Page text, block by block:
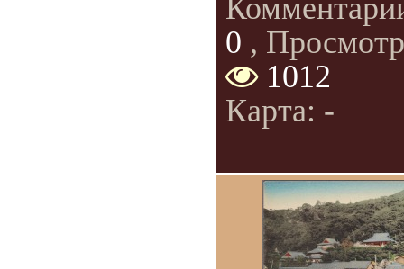
0 ,
1012
Карта: -